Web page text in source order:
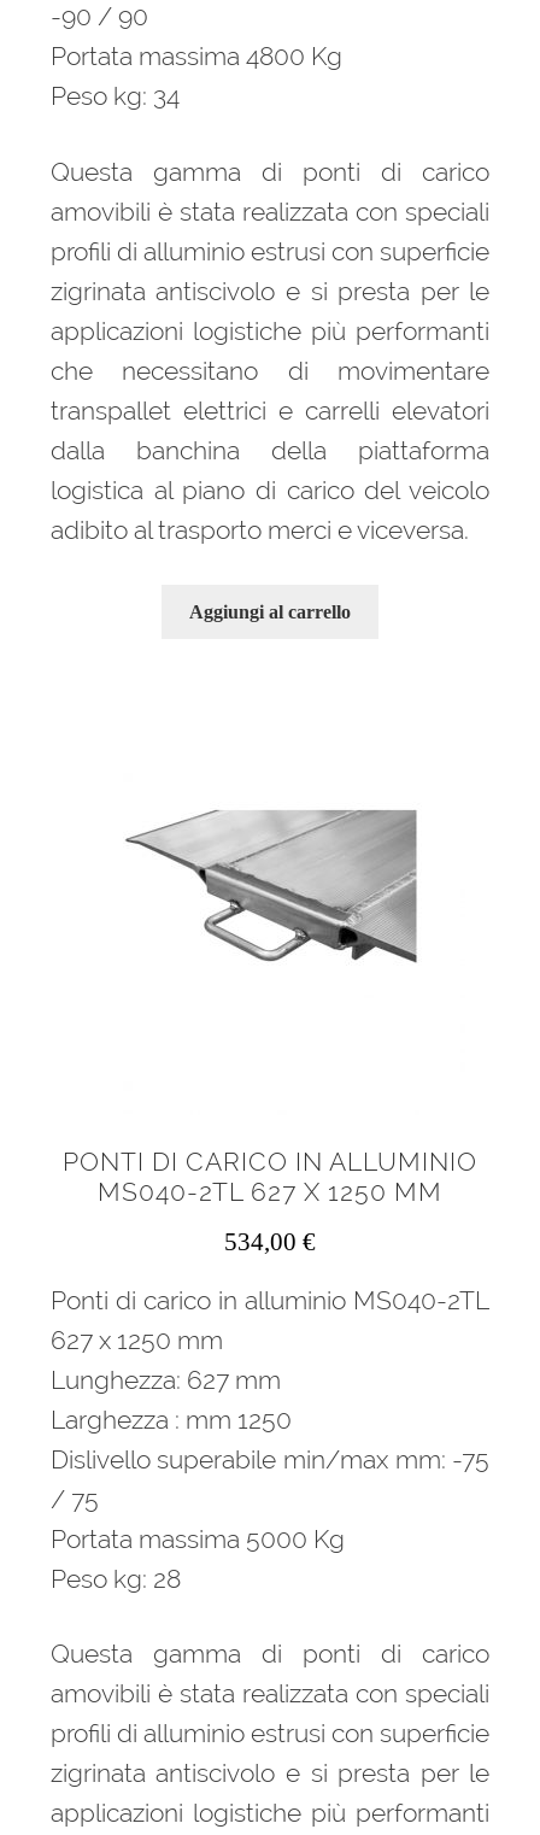
-90 / 90
Portata massima 4800 Kg
Peso kg: 34
Questa gamma di ponti di carico
amovibili è stata realizzata con speciali
profili di alluminio estrusi con superficie
zigrinata antiscivolo e si presta per le
applicazioni logistiche più performanti
che necessitano di movimentare
transpallet elettrici e carrelli elevatori
dalla banchina della piattaforma
logistica al piano di carico del veicolo
adibito al trasporto merci e viceversa.
Aggiungi al carrello
PONTI DI CARICO IN ALLUMINIO
MS040-2TL 627 X 1250 MM
534,00 €
Ponti di carico in alluminio MS040-2TL
627 x 1250 mm
Lunghezza: 627 mm
Larghezza : mm 1250
Dislivello superabile min/max mm: -75
/ 75
Portata massima 5000 Kg
Peso kg: 28
Questa gamma di ponti di carico
amovibili è stata realizzata con speciali
profili di alluminio estrusi con superficie
zigrinata antiscivolo e si presta per le
applicazioni logistiche più performanti